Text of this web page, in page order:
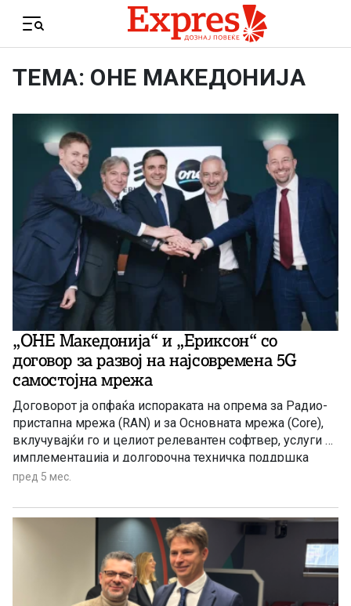
Menu
ТЕМА: ОНЕ МАКЕДОНИЈА
„ОНЕ Македонија“ и „Ериксон“ со
договор за развој на најсовремена 5G
самостојна мрежа
Договорот ја опфаќа испораката на опрема за Радио-
пристапна мрежа (RAN) и за Основната мрежа (Core),
вклучувајќи го и целиот релевантен софтвер, услуги за
имплементација и долгорочна техничка поддршка
пред 5 мес.